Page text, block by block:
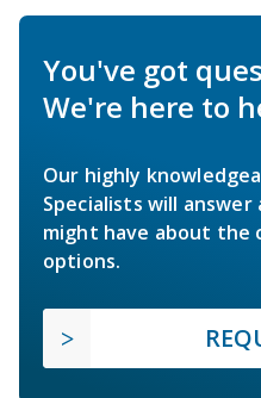
You've got
We're here to
Our highly
Specialists will
might have about the
options.